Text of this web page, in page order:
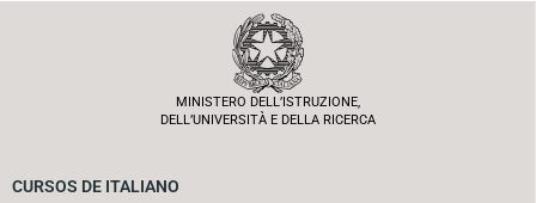
MINISTERO DELL’ISTRUZIONE,
DELL’UNIVERSITÀ E DELLA RICERCA
CURSOS DE ITALIANO